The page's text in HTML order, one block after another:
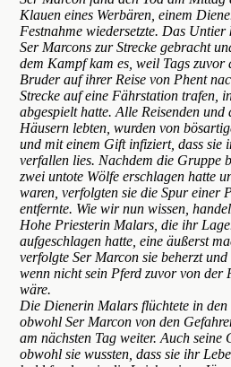
Klauen eines Werbären, einem
Festnahme wiedersetzte. Das
Ser Marcons zur Strecke gebracht
dem Kampf kam es, weil Tags
Bruder auf ihrer Reise von Phent
Strecke auf eine Fährstation trafen,
abgespielt hatte. Alle Reisenden
Häusern lebten, wurden von
und mit einem Gift infiziert, dass sie
verfallen lies. Nachdem die Gruppe
zwei untote Wölfe erschlagen hatte
waren, verfolgten sie die Spur einer
entfernte. Wie wir nun wissen,
Hohe Priesterin Malars, die ihr
aufgeschlagen hatte, eine äußerst
verfolgte Ser Marcon sie beherzt und
wenn nicht sein Pferd zuvor von der
wäre.
Die Dienerin Malars flüchtete in den
obwohl Ser Marcon von den
am nächsten Tag weiter. Auch seine
obwohl sie wussten, dass sie ihr